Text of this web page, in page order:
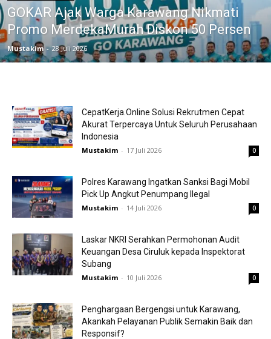
GOKAR Ajak Warga Karawang Nikmati
Promo MerdekaMurah Diskon 50 Persen
Mustakim - 28 Juli 2026
CepatKerja.Online Solusi Rekrutmen Cepat
Akurat Terpercaya Untuk Seluruh Perusahaan
Indonesia
Mustakim - 17 Juli 2026 0
Polres Karawang Ingatkan Sanksi Bagi Mobil
Pick Up Angkut Penumpang Ilegal
Mustakim - 14 Juli 2026 0
Laskar NKRI Serahkan Permohonan Audit
Keuangan Desa Ciruluk kepada Inspektorat
Subang
Mustakim - 10 Juli 2026 0
Penghargaan Bergengsi untuk Karawang,
Akankah Pelayanan Publik Semakin Baik dan
Responsif?